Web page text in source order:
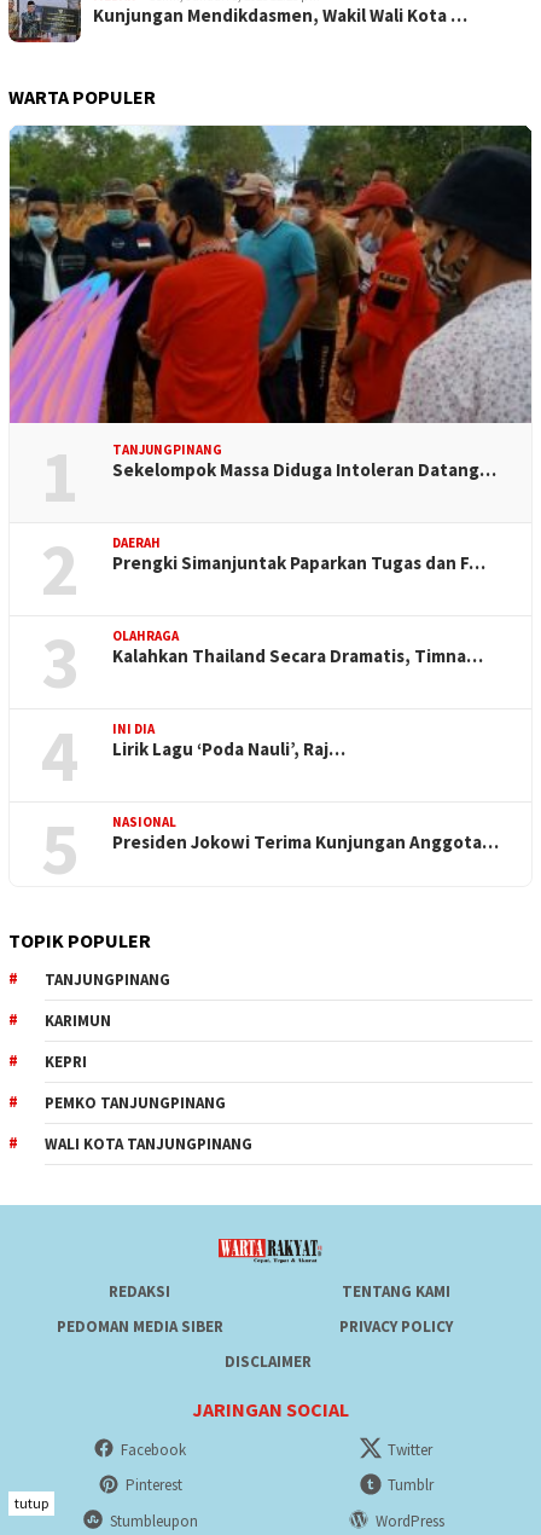
Kunjungan Mendikdasmen, Wakil Wali Kota …
WARTA POPULER
1 TANJUNGPINANG
Sekelompok Massa Diduga Intoleran Datang…
2 DAERAH
Prengki Simanjuntak Paparkan Tugas dan F…
3 OLAHRAGA
Kalahkan Thailand Secara Dramatis, Timna…
4 INI DIA
Lirik Lagu ‘Poda Nauli’, Raj…
5 NASIONAL
Presiden Jokowi Terima Kunjungan Anggota…
TOPIK POPULER
TANJUNGPINANG
KARIMUN
KEPRI
PEMKO TANJUNGPINANG
WALI KOTA TANJUNGPINANG
REDAKSI
TENTANG KAMI
PEDOMAN MEDIA SIBER
PRIVACY POLICY
DISCLAIMER
JARINGAN SOCIAL
Facebook
Twitter
Pinterest
Tumblr
Stumbleupon
WordPress
tutup